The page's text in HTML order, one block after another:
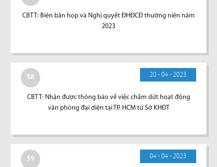
CBTT: Biên bản họp và Nghị quyết ĐHĐCĐ thường niên năm
2023
58 20 - 04 - 2023
CBTT: Nhận được thông báo về việc chấm dứt hoạt động
văn phòng đại diện tại TP. HCM từ Sở KHĐT
59 04 - 04 - 2023